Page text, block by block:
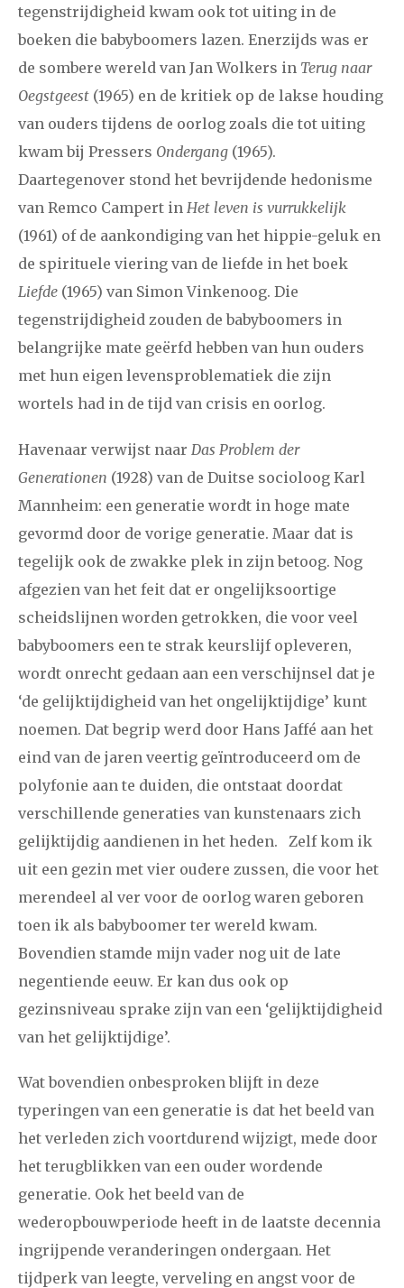
december
2018
januari februari maart april mei juni juli
augustus september oktober november
2017
februari juli
augustus september oktober november
december
januari februari maart april mei juni juli
augustus september november
januari februari maart april mei juni juli
september november
december
2014
januari februari maart april mei
augustus september oktober november
2013
februari
augustus september oktober november
december
januari februari maart april mei juni juli
oktober november
december
2011
januari februari maart mei juni juli
augustus september
december
2010
januari februari maart april mei juli
augustus september oktober november
2009
april
tegenstrijdigheid kwam ook tot uiting in de
boeken die babyboomers lazen. Enerzijds was er
de sombere wereld van Jan Wolkers in Terug naar
Oegstgeest (1965) en de kritiek op de lakse houding
van ouders tijdens de oorlog zoals die tot uiting
kwam bij Pressers Ondergang (1965).
Daartegenover stond het bevrijdende hedonisme
van Remco Campert in Het leven is vurrukkelijk
(1961) of de aankondiging van het hippie-geluk en
de spirituele viering van de liefde in het boek
Liefde (1965) van Simon Vinkenoog. Die
tegenstrijdigheid zouden de babyboomers in
belangrijke mate geërfd hebben van hun ouders
met hun eigen levensproblematiek die zijn
wortels had in de tijd van crisis en oorlog.
Havenaar verwijst naar Das Problem der
Generationen (1928) van de Duitse socioloog Karl
Mannheim: een generatie wordt in hoge mate
gevormd door de vorige generatie. Maar dat is
tegelijk ook de zwakke plek in zijn betoog. Nog
afgezien van het feit dat er ongelijksoortige
scheidslijnen worden getrokken, die voor veel
babyboomers een te strak keurslijf opleveren,
wordt onrecht gedaan aan een verschijnsel dat je
‘de gelijktijdigheid van het ongelijktijdige’ kunt
noemen. Dat begrip werd door Hans Jaffé aan het
eind van de jaren veertig geïntroduceerd om de
polyfonie aan te duiden, die ontstaat doordat
verschillende generaties van kunstenaars zich
gelijktijdig aandienen in het heden. Zelf kom ik
uit een gezin met vier oudere zussen, die voor het
merendeel al ver voor de oorlog waren geboren
toen ik als babyboomer ter wereld kwam.
Bovendien stamde mijn vader nog uit de late
negentiende eeuw. Er kan dus ook op
gezinsniveau sprake zijn van een ‘gelijktijdigheid
van het gelijktijdige’.
Wat bovendien onbesproken blijft in deze
typeringen van een generatie is dat het beeld van
het verleden zich voortdurend wijzigt, mede door
het terugblikken van een ouder wordende
generatie. Ook het beeld van de
wederopbouwperiode heeft in de laatste decennia
ingrijpende veranderingen ondergaan. Het
tijdperk van leegte, verveling en angst voor de